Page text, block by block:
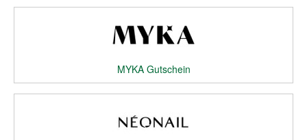
MYKA Gutschein